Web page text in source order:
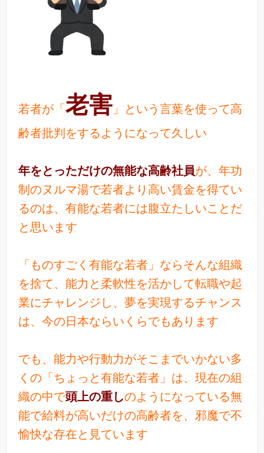
若者が「老害 」という言葉を使って高
齢者批判をするようになって久しい
年をとっただけの無能な高齢社員が、年功
制のヌルマ湯で若者より高い賃金を得てい
るのは、有能な若者には腹立たしいことだ
と思います
「ものすごく有能な若者」ならそんな組織
を捨て、能力と柔軟性を活かして転職や起
業にチャレンジし、夢を実現するチャンス
は、今の日本ならいくらでもあります
でも、能力や行動力がそこまでいかない多
くの「ちょっと有能な若者」は、現在の組
織の中で頭上の重しのようになっている無
能で給料が高いだけの高齢者を、邪魔で不
愉快な存在と見ています